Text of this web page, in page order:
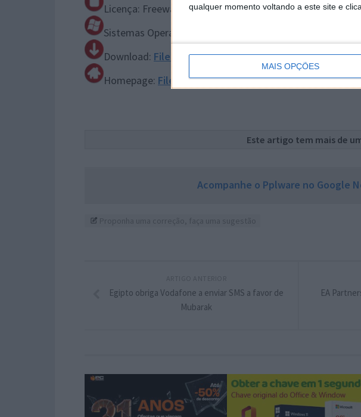
qualquer momento voltando a este site e
MAIS OPÇÕES
Licença: Freeware
Sistemas Operativos: Windows XP/ Vista/ 7
Download: FileBucket 1.1.0[MB]
Homepage: FileBucket
Este artigo tem mais de
Acompanhe o Pplware no Google
EA
Egipto obriga Vodafone a enviar SMS a favor de
Mubarak